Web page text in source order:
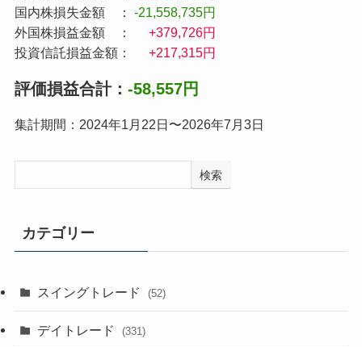
国内株損失金額 ：
-21,558,735円
外国株損益金額 ：
+379,726円
投資信託損益金額：
+217,315円
評価損益合計： -58,557円
集計期間：2024年1月22日〜2026年7月3日
検索
カテゴリー
スイングトレード (52)
デイトレード (331)